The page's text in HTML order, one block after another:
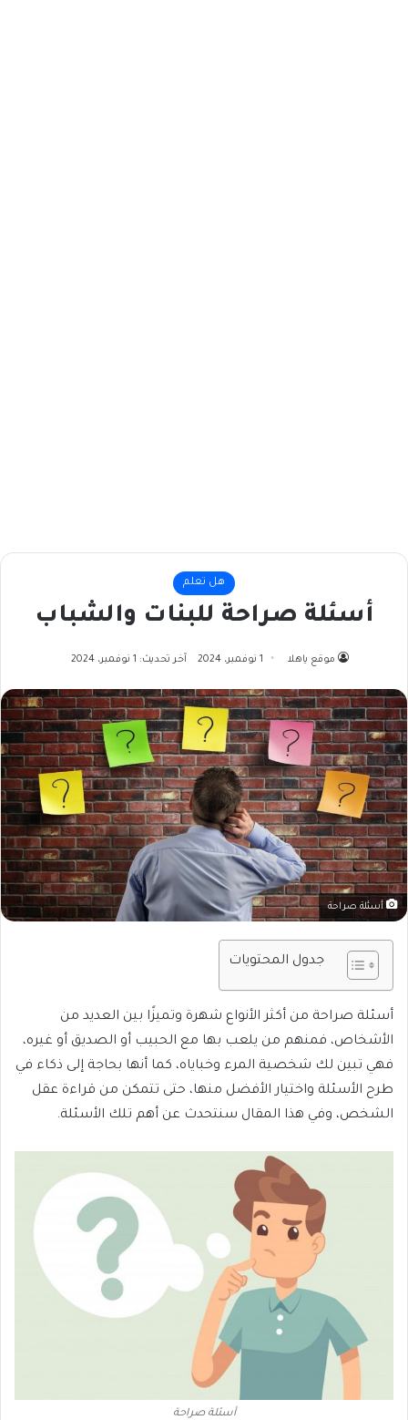
هل تعلم
أسئلة صراحة للبنات والشباب
موقع ياهلا 1 نوفمبر، 2024 آخر تحديث: 1 نوفمبر، 2024
أسئلة صراحة
جدول المحتويات
أسئلة صراحة من أكثر الأنواع شهرة وتميزًا بين العديد من
الأشخاص، فمنهم من يلعب بها مع الحبيب أو الصديق أو غيره،
فهي تبين لك شخصية المرء وخباياه، كما أنها بحاجة إلى ذكاء في
طرح الأسئلة واختيار الأفضل منها، حتى تتمكن من قراءة عقل
الشخص، وفي هذا المقال سنتحدث عن أهم تلك الأسئلة.
أسئلة صراحة